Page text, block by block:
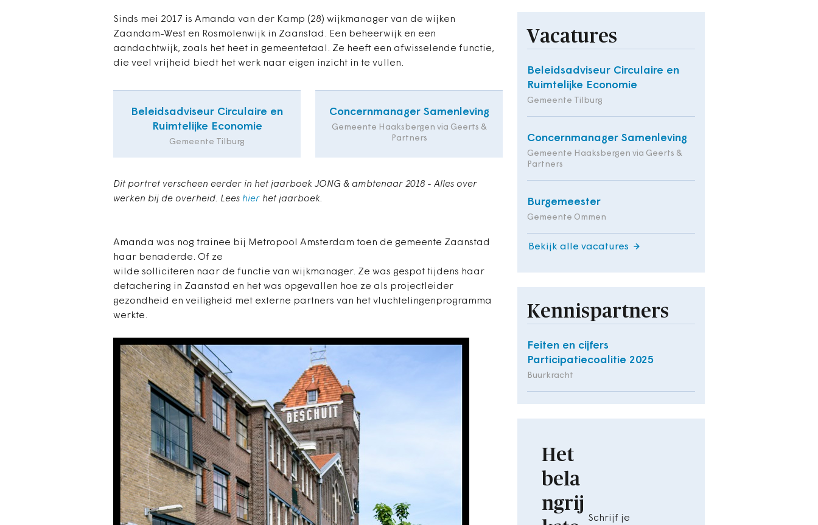
Sinds mei 2017 is Amanda van der Kamp (28) wijkmanager van de wijken
Zaandam-West en Rosmolenwijk in Zaanstad. Een beheerwijk en een
aandachtwijk, zoals het heet in gemeentetaal. Ze heeft een afwisselende functie,
die veel vrijheid biedt het werk naar eigen inzicht in te vullen.
Beleidsadviseur Circulaire en
Ruimtelijke Economie
Gemeente Tilburg
Concernmanager Samenleving
Gemeente Haaksbergen via Geerts &
Partners
Dit portret verscheen eerder in het jaarboek JONG & ambtenaar 2018 - Alles over
werken bij de overheid. Lees hier het jaarboek.
Vacatures
Beleidsadviseur Circulaire en
Ruimtelijke Economie
Gemeente Tilburg
Concernmanager Samenleving
Gemeente Haaksbergen via Geerts &
Partners
Burgemeester
Gemeente Ommen
Bekijk alle vacatures
Kennispartners
Feiten en cijfers
Participatiecoalitie 2025
Buurkracht
Het
bela
ngrij
Schrijf je
Amanda was nog trainee bij Metropool Amsterdam toen de gemeente Zaanstad
haar benaderde. Of ze
wilde solliciteren naar de functie van wijkmanager. Ze was gespot tijdens haar
detachering in Zaanstad en het was opgevallen hoe ze als projectleider
gezondheid en veiligheid met externe partners van het vluchtelingenprogramma
werkte.